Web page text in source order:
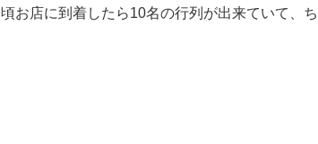
お店に到着したら10名の行列が出来ていて、